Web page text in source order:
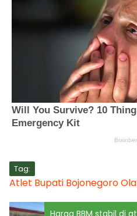
Tag:
Atlet Bupati Bojonegoro
Harga BBM stabil di